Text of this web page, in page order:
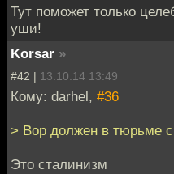
Тут поможет только
уши!
Korsar »
#42 | 13.10.14 13:49
Кому: darhel, #36
> Вор должен в тюрьме
Это сталинизм